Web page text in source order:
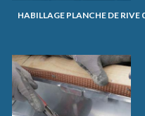
HABILLAGE PLANCHE DE RIVE